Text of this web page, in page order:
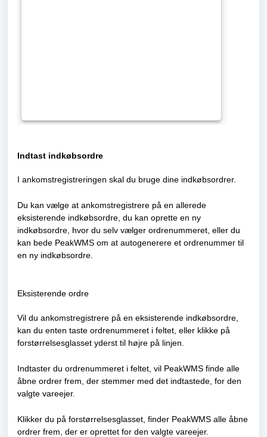
Indtast indkøbsordre
I ankomstregistreringen skal du bruge dine indkøbsordrer.
Du kan vælge at ankomstregistrere på en allerede
eksisterende indkøbsordre, du kan oprette en ny
indkøbsordre, hvor du selv vælger ordrenummeret, eller du
kan bede PeakWMS om at autogenerere et ordrenummer til
en ny indkøbsordre.
Eksisterende ordre
Vil du ankomstregistrere på en eksisterende indkøbsordre,
kan du enten taste ordrenummeret i feltet, eller klikke på
forstørrelsesglasset yderst til højre på linjen.
Indtaster du ordrenummeret i feltet, vil PeakWMS finde alle
åbne ordrer frem, der stemmer med det indtastede, for den
valgte vareejer.
Klikker du på forstørrelsesglasset, finder PeakWMS alle åbne
ordrer frem, der er oprettet for den valgte vareejer.